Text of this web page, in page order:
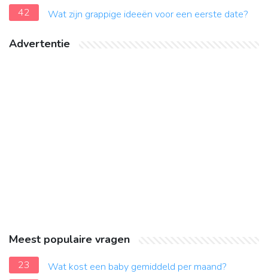
42
Wat zijn grappige ideeën voor een eerste date?
Advertentie
Meest populaire vragen
23
Wat kost een baby gemiddeld per maand?